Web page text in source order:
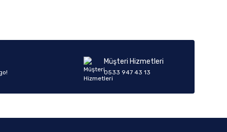
Müşteri Hizmetleri
0533 947 43 13